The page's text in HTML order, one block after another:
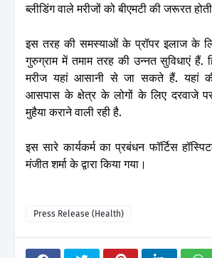
ब्लीडिंग वाले मरीजों को बीएमटी की जरूरत
इस तरह की समस्याओं के प्रॉपर इलाज के
गुरुग्राम में तमाम तरह की उन्नत सुविधाएं
मरीज यहां आसानी से जा सकते हैं. यहां
आसपास के क्षेत्र के लोगों के लिए दरवाजे
मुहैया कराने वाली रही है.
इस सारे कार्यकर्म का प्रबंधन फॉर्टिस
मंजीत शर्मा के द्वारा किया गया।
Press Release (Health)